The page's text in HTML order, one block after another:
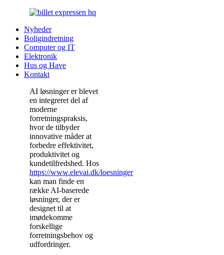
Nyheder
Boligindretning
Computer og IT
Elektronik
Hus og Have
Kontakt
AI løsninger er blevet
en integreret del af
moderne
forretningspraksis,
hvor de tilbyder
innovative måder at
forbedre effektivitet,
produktivitet og
kundetilfredshed. Hos
https://www.elevai.dk/loesninger
kan man finde en
række AI-baserede
løsninger, der er
designet til at
imødekomme
forskellige
forretningsbehov og
udfordringer.